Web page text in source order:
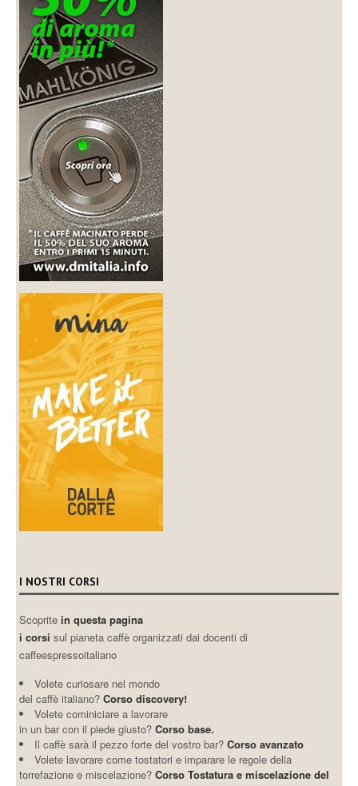
I NOSTRI CORSI
Scopritein questa pagina
i corsi sul pianeta caffè organizzati dai docenti di
caffeespressoitaliano
Volete curiosare nel mondo
del caffè italiano? Corso discovery!
Volete cominiciare a lavorare
in un bar con il piede giusto? Corso base.
Il caffè sarà il pezzo forte del vostro bar?Corso avanzato
Volete lavorare come tostatori e imparare le regole della
torrefazione e miscelazione?Corso Tostatura e miscelazione del